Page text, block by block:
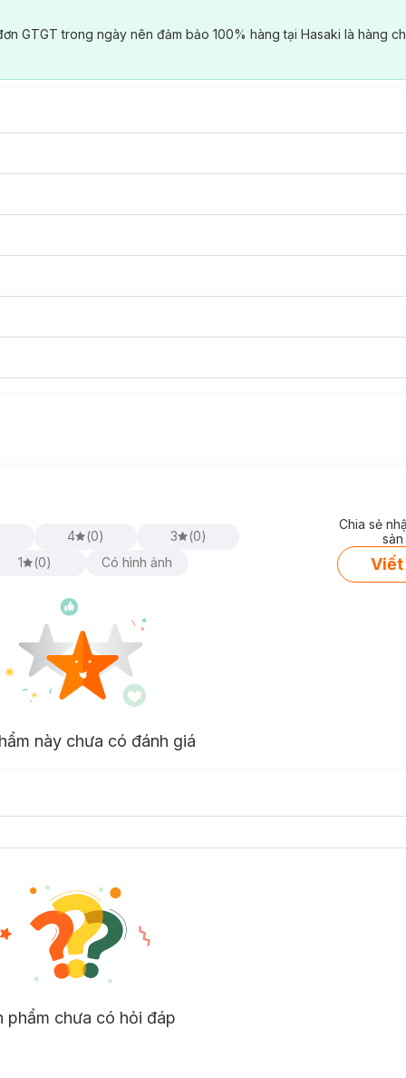
GTGT trong ngày nên đảm bảo 100% hàng tại Hasaki là hàng
4 (0) 3 (0)
1
(0) Có hình ảnh
Chia sẻ
Viết
này chưa có đánh giá
phẩm chưa có hỏi đáp